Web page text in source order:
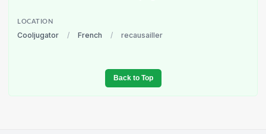
LOCATION
Cooljugator / French / recausailler
Back to Top